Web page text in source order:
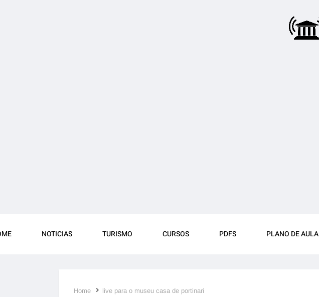
NOTICIAS TURISMO CURSOS PDFS PLANO DE AULA
Home live para o museu casa de portinari